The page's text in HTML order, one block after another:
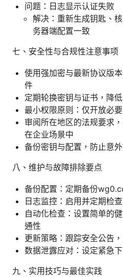
问题：日志显示认证失败
解决：重新生成钥匙、
务器端配置一致
七、安全性与合规性注意事项
使用强加密与最新协议版
件
定期轮换密钥与证书，降
最小权限原则：仅开放必
审阅所在地区的法规要求
在企业场景中
备份密钥与配置，防止意
八、维护与故障排除要点
备份配置：定期备份
日志监控：启用并定期检
自动化检查：设置简单的
通性
更新策略：跟踪安全公告
数据泄露应对：设定紧急
九、实用技巧与最佳实践